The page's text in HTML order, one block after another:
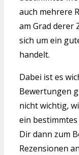
auch mehrere
am Grad derer
sich um ein
handelt.
Dabei ist es
Bewertungen
nicht wichtig,
ein
Dir dann zum
Rezensionen